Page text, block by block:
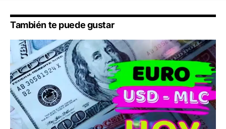
También te puede gustar